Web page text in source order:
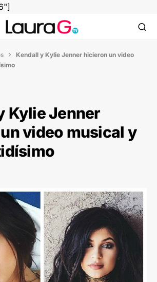
 Kendall y Kylie Jenner hicieron un video
Kylie Jenner
video musical y